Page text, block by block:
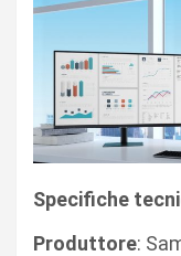
Specifiche
Produttore: